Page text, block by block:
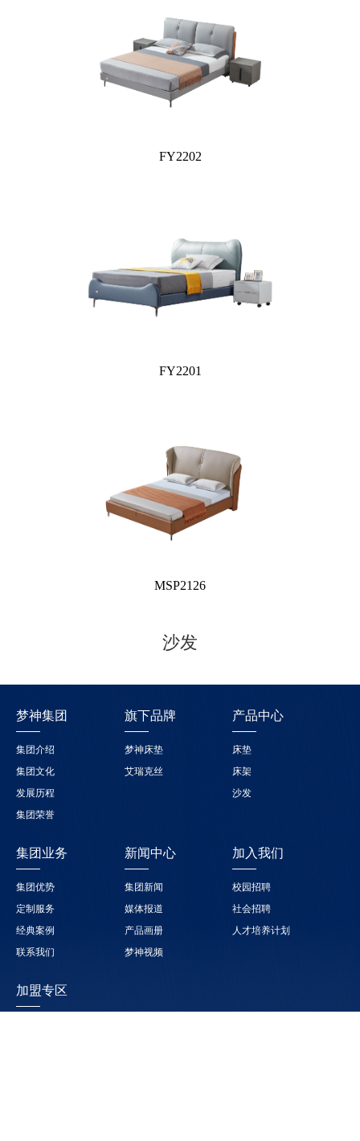
FY2202
FY2201
MSP2126
沙发
梦神集团
集团介绍
集团文化
发展历程
集团荣誉
旗下品牌
梦神床垫
艾瑞克丝
产品中心
床垫
床架
沙发
集团业务
集团优势
定制服务
经典案例
联系我们
新闻中心
集团新闻
媒体报道
产品画册
梦神视频
加入我们
校园招聘
社会招聘
人才培养计划
加盟专区